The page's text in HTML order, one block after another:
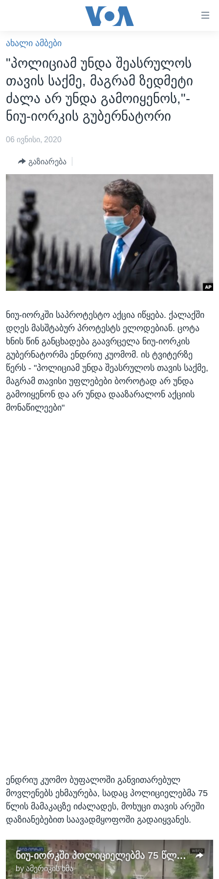
ხელმისაწვდომობისთვის
გადადით
მთავარზე
გადადით
მთავარ
ნავიგაციაზე
გადადით
ძიებაზე
ᲐᲮᲐᲚᲘ ᲐᲛᲑᲔᲑᲘ
ᲡᲐᲥᲐᲠᲗᲕᲔᲚᲝ
ᲐᲨᲨ
ᲐᲨᲨ-ᲘᲡ ᲐᲠᲩᲔᲕᲜᲔᲑᲘ 2024
ᲛᲡᲝᲤᲚᲘᲝ
ᲕᲘᲓᲔᲝᲔᲑᲘ
ᲒᲐᲓᲐᲪᲔᲛᲔᲑᲘ
ᲕᲐᲨᲘᲜᲒᲢᲝᲜᲘ ᲓᲦᲔᲡ
ᲮᲔᲓᲕᲐ ᲕᲐᲨᲘᲜᲒᲢᲝᲜᲘᲓᲐᲜ
ᲡᲢᲣᲓᲘᲐ ᲕᲐᲨᲘᲜᲒᲢᲝᲜᲘ
ᲡᲮᲕᲐ ᲡᲘᲐᲮᲚᲔᲔᲑᲘ
ᲞᲝᲚᲘᲢᲘᲙᲐ
ᲔᲙᲝᲜᲝᲛᲘᲙᲐ
ᲯᲐᲜᲛᲠᲗᲔᲚᲝᲑᲐ
ᲛᲔᲪᲜᲘᲔᲠᲔᲑᲐ
ᲘᲜᲢᲔᲠᲕᲘᲣ
ᲒᲐᲚᲘᲚᲔᲝ
ᲓᲔᲖᲘᲜᲤᲝᲠᲛᲐᲪᲘᲐ
ᲠᲣᲡᲔᲗᲘᲡ ᲨᲔᲭᲠᲐ ᲣᲙᲠᲐᲘᲜᲐᲨᲘ
Learning English
ᲗᲕᲐᲚᲘ ᲒᲕᲐᲓᲔᲕᲜᲔᲗ
ენები
ᲐᲮᲐᲚᲘ ᲐᲛᲑᲔᲑᲘ
"პოლიციამ უნდა შეასრულოს
თავის საქმე, მაგრამ ზედმეტი
ძალა არ უნდა გამოიყენოს,"-
ნიუ-იორკის გუბერნატორი
06 ივნისი, 2020
გაზიარება
ნიუ-იორკში საპროტესტო აქცია იწყება. ქალაქში
დღეს მასშტაბურ პროტესტს ელოდებიან. ცოტა
ხნის წინ განცხადება გაავრცელა ნიუ-იორკის
გუბერნატორმა ენდრიუ კუომომ. ის ტვიტერზე
წერს - "პოლიციამ უნდა შეასრულოს თავის საქმე,
მაგრამ თავისი უფლებები ბოროტად არ უნდა
გამოიყენონ და არ უნდა დააზარალონ აქციის
მონაწილეები"
ენდრიუ კუომო ბუფალოში განვითარებულ
მოვლენებს ეხმაურება, სადაც პოლიციელებმა 75
წლის მამაკაცზე იძალადეს, მოხუცი თავის არეში
დაზიანებებით საავადმყოფოში გადაიყვანეს.
ნიუ-იორკში პოლიციელებმა 75 წლის მამაკაცზე იძალადეს
byამერიკის ხმა